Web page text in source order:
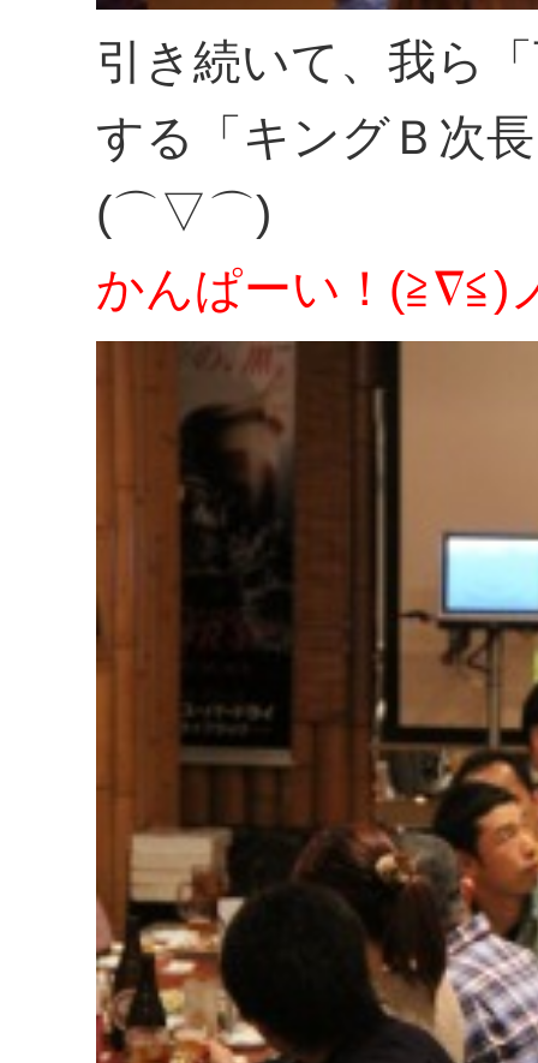
引き続いて、我ら
する「キングＢ次
(⌒▽⌒)
かんぱーい！